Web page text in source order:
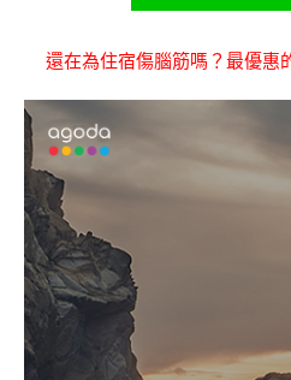
還在為住宿傷腦筋嗎？最優惠